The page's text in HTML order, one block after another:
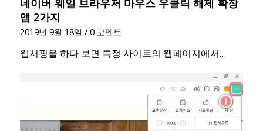
네이버 웨일 브라우저 마우스 우클릭 해제 확장
앱 2가지
2019년 9월 18일 / 0 코멘트
웹서핑을 하다 보면 특정 사이트의 웹페이지에서…